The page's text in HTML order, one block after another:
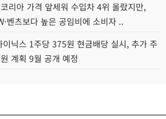
리아 가격 앞세워 수입차 4위 올랐지만,
벤츠보다 높은 공임비에 소비자 ..
이닉스 1주당 375원 현금배당 실시, 추가 주
계획 9월 공개 예정